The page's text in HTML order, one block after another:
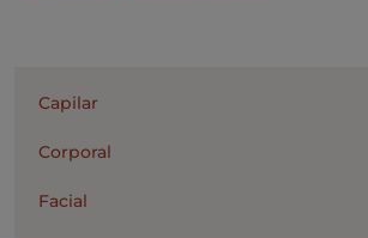
Capilar
Corporal
Facial